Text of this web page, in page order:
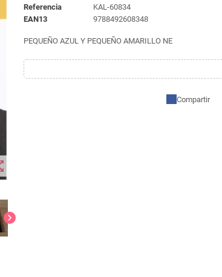
chevron_right
Referencia
KAL-60834
EAN13
9788492608348
PEQUEÑO AZUL Y PEQUEÑO AMARILLO NE
Compartir